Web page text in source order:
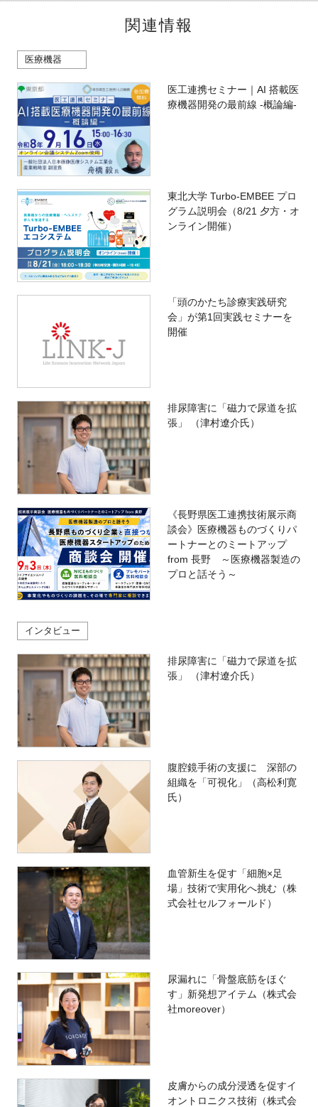
関連情報
医療機器
医工連携セミナー｜AI 搭載医
療機器開発の最前線 -概論編-
東北大学 Turbo-EMBEE プロ
グラム説明会（8/21 夕方・オ
ンライン開催）
「頭のかたち診療実践研究
会」が第1回実践セミナーを
開催
排尿障害に「磁力で尿道を拡
張」 （津村遼介氏）
《長野県医工連携技術展示商
談会》医療機器ものづくりパ
ートナーとのミートアップ
from 長野 ～医療機器製造の
プロと話そう～
インタビュー
排尿障害に「磁力で尿道を拡
張」 （津村遼介氏）
腹腔鏡手術の支援に 深部の
組織を「可視化」（高松利寛
氏）
血管新生を促す「細胞×足
場」技術で実用化へ挑む（株
式会社セルフォールド）
尿漏れに「骨盤底筋をほぐ
す」新発想アイテム（株式会
社moreover）
皮膚からの成分浸透を促すイ
オントロニクス技術（株式会